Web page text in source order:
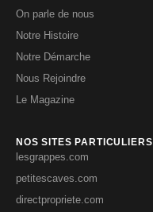
On parle de nous
Notre Histoire
Notre Démarche
Nous Rejoindre
Le Magazine
NOS SITES PARTICULIERS
lesgrappes.com
petitescaves.com
directpropriete.com